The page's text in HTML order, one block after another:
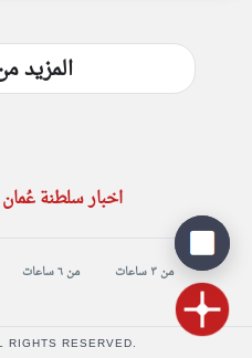
المزيد
اخبار سلطنة
من ٣ ساعات من ٦ ساعات
RIGHTS RESERVED.